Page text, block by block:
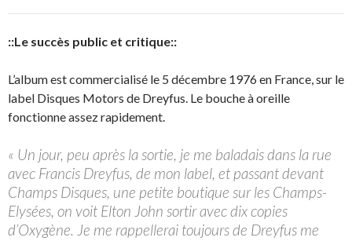
::Le succès public et critique::
L’album est commercialisé le 5 décembre 1976 en France, sur le
label Disques Motors de Dreyfus. Le bouche à oreille
fonctionne assez rapidement.
« Un jour, peu après la sortie, je me baladais dans la rue
avec Francis Dreyfus, de mon label, et passant devant
Champs Disques, une petite boutique sur les Champs-
Elysées, on voit Elton John sortir avec dix copies
d’Oxygène. Je me rappellerai toujours de Dreyfus me